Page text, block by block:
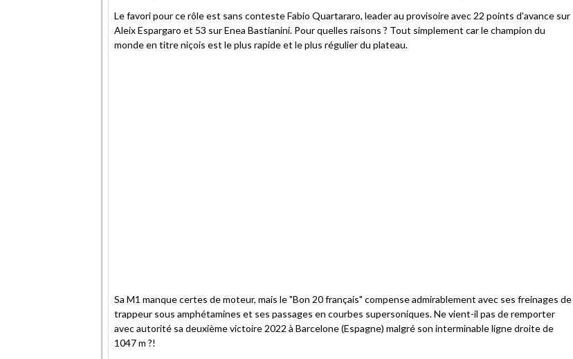
Le favori pour ce rôle est sans conteste Fabio Quartararo, leader au provisoire avec 22 points d'avance sur
Aleix Espargaro et 53 sur Enea Bastianini. Pour quelles raisons ? Tout simplement car le champion du
monde en titre niçois est le plus rapide et le plus régulier du plateau.
Sa M1 manque certes de moteur, mais le "Bon 20 français" compense admirablement avec ses freinages de
trappeur sous amphétamines et ses passages en courbes supersoniques. Ne vient-il pas de remporter
avec autorité sa deuxième victoire 2022 à Barcelone (Espagne) malgré son interminable ligne droite de
1047 m ?!